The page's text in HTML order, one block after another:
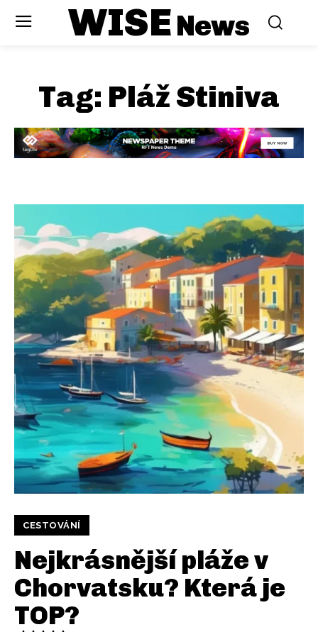
WISENews
Tag: Pláž Stiniva
CESTOVÁNÍ
Nejkrásnější pláže v
Chorvatsku? Která je
TOP?